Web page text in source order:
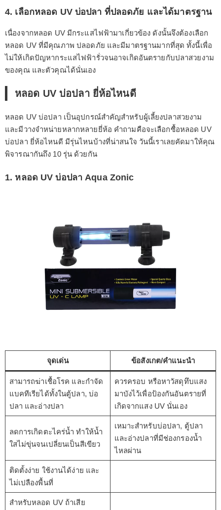
4. เลือกหลอด UV บ่อปลา ที่ปลอดภัย และได้มาตรฐาน
เนื่องจากหลอด UV มีกระแสไฟฟ้ามาเกี่ยวข้อง ดังนั้นจึงต้องเลือก
หลอด UV ที่มีคุณภาพ ปลอดภัย และมีมาตรฐานมากที่สุด ทั้งนี้เพื่อ
ไม่ให้เกิดปัญหากระแสไฟฟ้ารั่วจนอาจเกิดอันตรายกับปลาสวยงาม
ของคุณ และตัวคุณได้นั่นเอง
หลอด UV บ่อปลา ยี่ห้อไหนดี
หลอด UV บ่อปลา เป็นอุปกรณ์สำคัญสำหรับผู้เลี้ยงปลาสวยงาม
และมีวางจำหน่ายหลากหลายยี่ห้อ คำถามคือจะเลือกซื้อหลอด UV
บ่อปลา ยี่ห้อไหนดี มีรุ่นไหนบ้างที่น่าสนใจ วันนี้เราเลยคัดมาให้คุณ
พิจารณากันถึง 10 รุ่น ด้วยกัน
1. หลอด UV บ่อปลา Aqua Zonic
จุดเด่น ข้อสังเกต/คำแนะนำ
สามารถฆ่าเชื้อโรค และกำจัด
แบคทีเรียได้ทั้งในตู้ปลา, บ่อ
ปลา และอ่างปลา
ควรครอบ หรือหาวัสดุทึบแสง
มาบังไว้เพื่อป้องกันอันตรายที่
เกิดจากแสง UV นั่นเอง
ลดการเกิดตะไคร่น้ำ ทำให้น้ำ
ใสไม่ขุ่นจนเปลี่ยนเป็นสีเขียว
เหมาะสำหรับบ่อปลา, ตู้ปลา
และอ่างปลาที่มีช่องกรองน้ำ
ไหลผ่าน
ติดตั้งง่าย ใช้งานได้ง่าย และ
ไม่เปลืองพื้นที่
สำหรับหลอด UV ถ้าเสีย